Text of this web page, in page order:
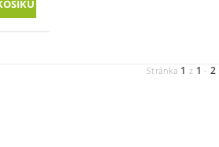
Stránka 1 z 1 -2